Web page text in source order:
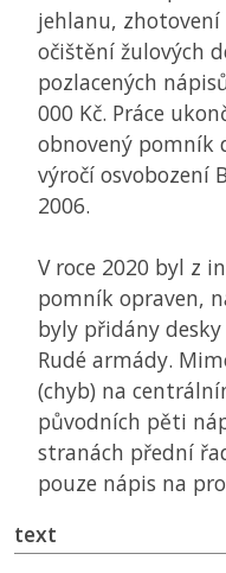
jehlanu,
očištění žulových
pozlacených
000 Kč. Práce
obnovený pomník
výročí osvobození
2006.
V roce 2020 byl z
pomník opraven,
byly přidány
Rudé armády.
(chyb) na
původních pěti
stranách přední
pouze nápis na
text